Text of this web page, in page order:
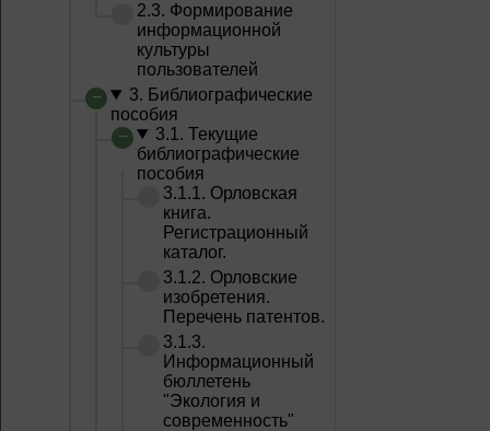
2.3. Формирование
информационной
культуры
пользователей
3. Библиографические
пособия
3.1. Текущие
библиографические
пособия
3.1.1. Орловская
книга.
Регистрационный
каталог.
3.1.2. Орловские
изобретения.
Перечень патентов.
3.1.3.
Информационный
бюллетень
"Экология и
современность"